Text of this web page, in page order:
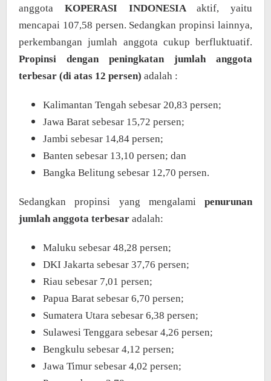
anggota KOPERASI INDONESIAaktif, yaitu
mencapai 107,58 persen. Sedangkan propinsi lainnya,
perkembangan jumlah anggota cukup berfluktuatif.
Propinsi dengan peningkatan jumlah anggota
terbesar (di atas 12 persen) adalah :
Kalimantan Tengah sebesar 20,83 persen;
Jawa Barat sebesar 15,72 persen;
Jambi sebesar 14,84 persen;
Banten sebesar 13,10 persen; dan
Bangka Belitung sebesar 12,70 persen.
Sedangkan propinsi yang mengalami penurunan
jumlah anggota terbesar adalah:
Maluku sebesar 48,28 persen;
DKI Jakarta sebesar 37,76 persen;
Riau sebesar 7,01 persen;
Papua Barat sebesar 6,70 persen;
Sumatera Utara sebesar 6,38 persen;
Sulawesi Tenggara sebesar 4,26 persen;
Bengkulu sebesar 4,12 persen;
Jawa Timur sebesar 4,02 persen;